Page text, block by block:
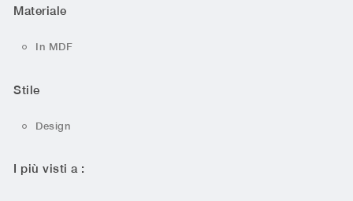
Materiale
In MDF
Stile
Design
I più visti a :